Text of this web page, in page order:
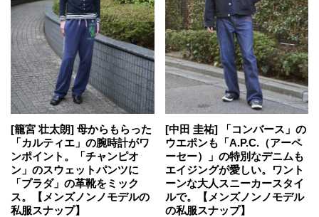
[籠宮 壮太朗] 母からもらった
「カルティエ」の腕時計がワ
ンポイント。「チャンピオ
ン」のスウェットパンツに
「プラダ」の革靴をミック
ス。【メンズノンノモデルの
私服スナップ】
[中田 圭祐] 「コンバース」の
ウエポンも「A.P.C.（アーペ
ーセー）」の特別なデニムも
エイジングが愛しい。ワント
ーンな大人スニーカースタイ
ルで。【メンズノンノモデル
の私服スナップ】